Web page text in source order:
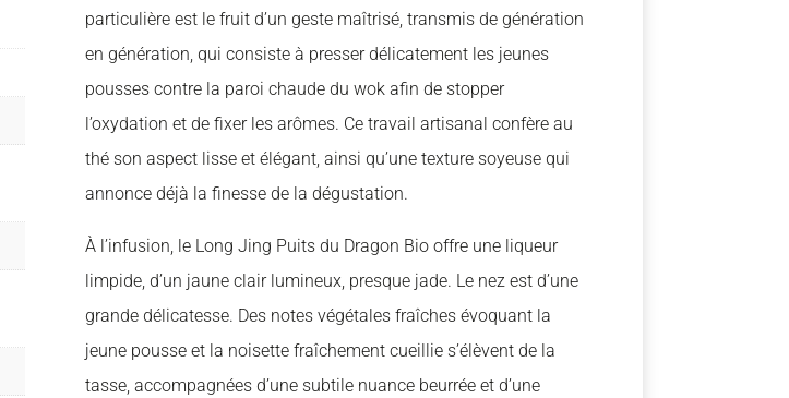
particulière est le fruit d’un geste maîtrisé, transmis de génération
en génération, qui consiste à presser délicatement les jeunes
pousses contre la paroi chaude du wok afin de stopper
l’oxydation et de fixer les arômes. Ce travail artisanal confère au
thé son aspect lisse et élégant, ainsi qu’une texture soyeuse qui
annonce déjà la finesse de la dégustation.
À l’infusion, le Long Jing Puits du Dragon Bio offre une liqueur
limpide, d’un jaune clair lumineux, presque jade. Le nez est d’une
grande délicatesse. Des notes végétales fraîches évoquant la
jeune pousse et la noisette fraîchement cueillie s’élèvent de la
tasse, accompagnées d’une subtile nuance beurrée et d’une